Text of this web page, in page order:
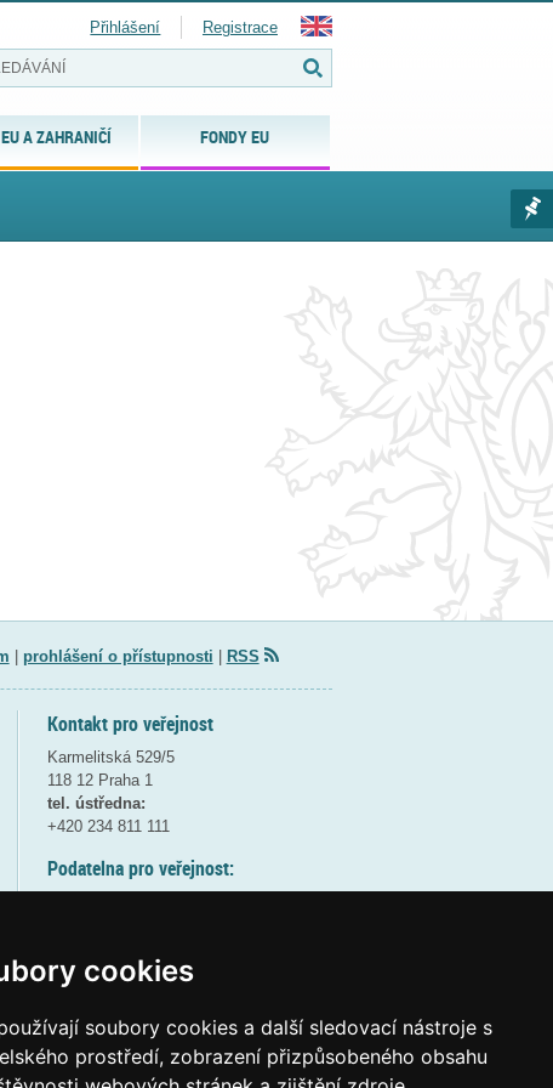
cookies
soubory cookies a další sledovací nástroje s
prostředí, zobrazení přizpůsobeného obsahu
EU A ZAHRANIČÍ FONDY EU
Přihlášení Registrace
prohlášení o přístupnosti RSS
Kontakt pro veřejnost
Karmelitská 529/5
118 12 Praha 1
tel. ústředna:
+420 234 811 111
Podatelna pro veřejnost:
(více informací
Elektronická podatelna: